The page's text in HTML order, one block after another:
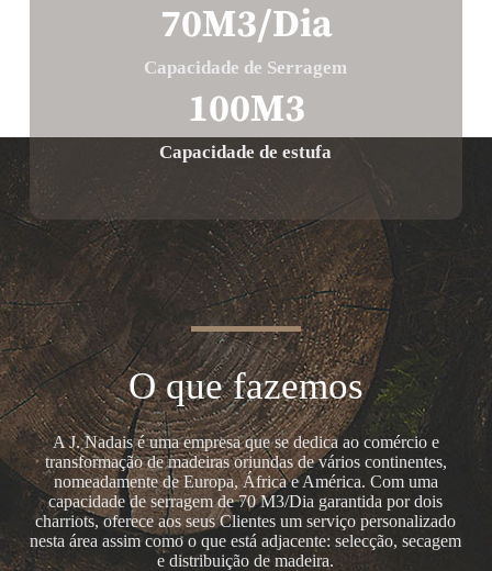
Capacidade de Serragem
70M3/Dia
Capacidade de estufa
100M3
O que fazemos
A J. Nadais é uma empresa que se dedica ao comércio e
transformação de madeiras oriundas de vários continentes,
nomeadamente de Europa, África e América. Com uma
capacidade de serragem de 70 M3/Dia garantida por dois
charriots, oferece aos seus Clientes um serviço personalizado
nesta área assim como o que está adjacente: selecção, secagem
e distribuição de madeira.